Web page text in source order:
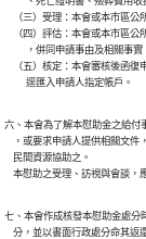
（三）受理：本會或本市區公
（四）評估：本會或本市區
，併同申請事由及相關
（五）核定：本會審核後函
          逕匯入申請人指定帳戶。
六、本會為了解本慰助金之給付
，或要求申請人提供相關文
    民間資源協助之。
本慰助之受理、訪視與會談
七、本會作成核發本慰助金處分
分，並以書面行政處分命其返